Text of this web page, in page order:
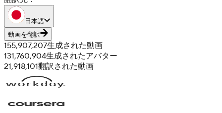
日本語
動画を翻訳
155,907,207生成された動画
131,760,904生成されたアバター
21,918,101翻訳された動画